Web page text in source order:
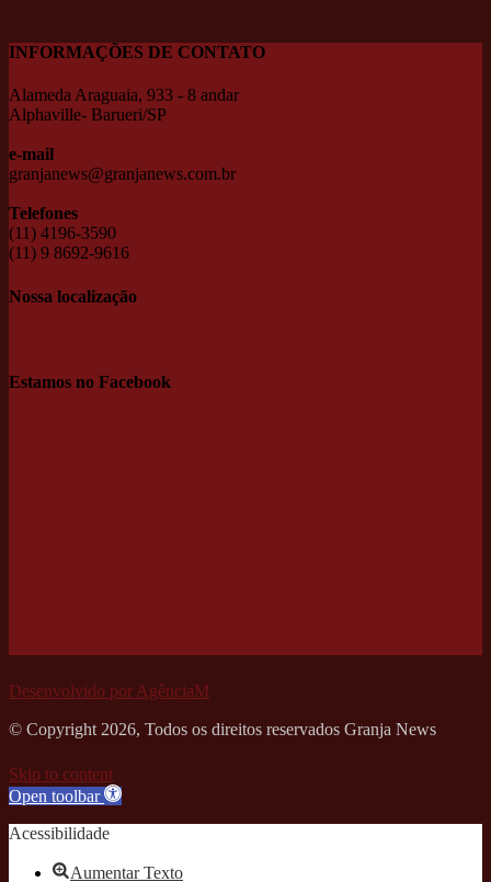
INFORMAÇÕES DE CONTATO
Alameda Araguaia, 933 - 8 andar
Alphaville- Barueri/SP
e-mail
granjanews@granjanews.com.br
Telefones
(11) 4196-3590
(11) 9 8692-9616
Nossa localização
Estamos no Facebook
Desenvolvido por AgênciaM
© Copyright 2026, Todos os direitos reservados Granja News
Skip to content
Open toolbar
Acessibilidade
Aumentar Texto